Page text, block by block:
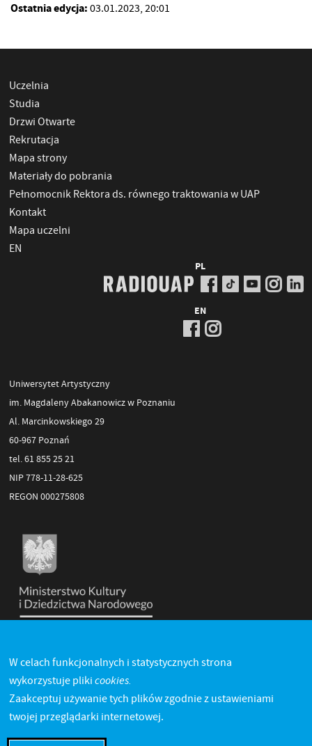
Ostatnia edycja: 03.01.2023, 20:01
Uczelnia
Studia
Drzwi Otwarte
Rekrutacja
Mapa strony
Materiały do pobrania
Pełnomocnik Rektora ds. równego traktowania w UAP
Kontakt
Mapa uczelni
EN
PL
EN
Uniwersytet Artystyczny
im. Magdaleny Abakanowicz w Poznaniu
Al. Marcinkowskiego 29
60-967 Poznań
tel. 61 855 25 21
NIP 778-11-28-625
REGON 000275808
W celach funkcjonalnych i statystycznych strona
wykorzystuje pliki cookies.
Zaakceptuj używanie tych plików zgodnie z ustawieniami
twojej przeglądarki internetowej.